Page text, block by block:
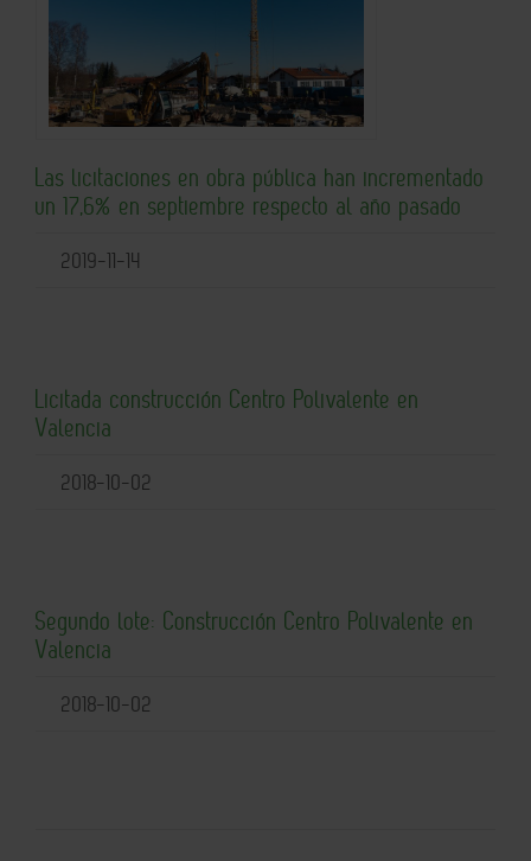
Las licitaciones en obra pública han incrementado
un 17,6% en septiembre respecto al año pasado
2019-11-14
Licitada construcción Centro Polivalente en
Valencia
2018-10-02
Segundo lote: Construcción Centro Polivalente en
Valencia
2018-10-02